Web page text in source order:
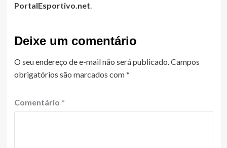
PortalEsportivo.net.
Deixe um comentário
O seu endereço de e-mail não será publicado.Campos
obrigatórios são marcados com*
Comentário *